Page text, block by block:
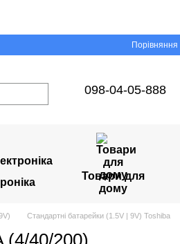
Порівняння
098-04-05-888
Товари для
дому
Стандартні батарейки (1.5V | 9V) Toshiba
(4/40/200)